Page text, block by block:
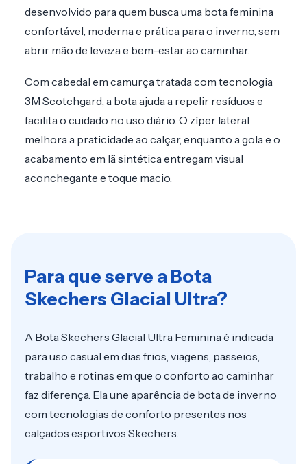
desenvolvido para quem busca uma bota feminina
confortável, moderna e prática para o inverno, sem
abrir mão de leveza e bem-estar ao caminhar.
Com cabedal em camurça tratada com tecnologia
3M Scotchgard, a bota ajuda a repelir resíduos e
facilita o cuidado no uso diário. O zíper lateral
melhora a praticidade ao calçar, enquanto a gola e o
acabamento em lã sintética entregam visual
aconchegante e toque macio.
Para que serve a Bota
Skechers Glacial Ultra?
A Bota Skechers Glacial Ultra Feminina é indicada
para uso casual em dias frios, viagens, passeios,
trabalho e rotinas em que o conforto ao caminhar
faz diferença. Ela une aparência de bota de inverno
com tecnologias de conforto presentes nos
calçados esportivos Skechers.